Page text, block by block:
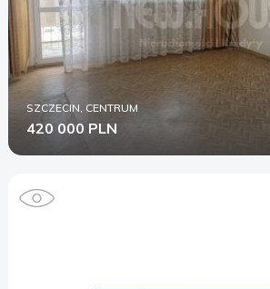
SZCZECIN, CENTRUM
420 000 PLN